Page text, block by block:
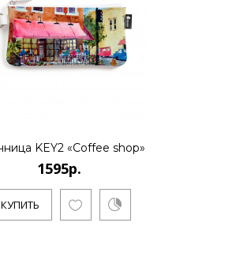
1595р.
КУПИТЬ
1595р.
KEY2 «Coffee shop»
1595р.
КУПИТЬ